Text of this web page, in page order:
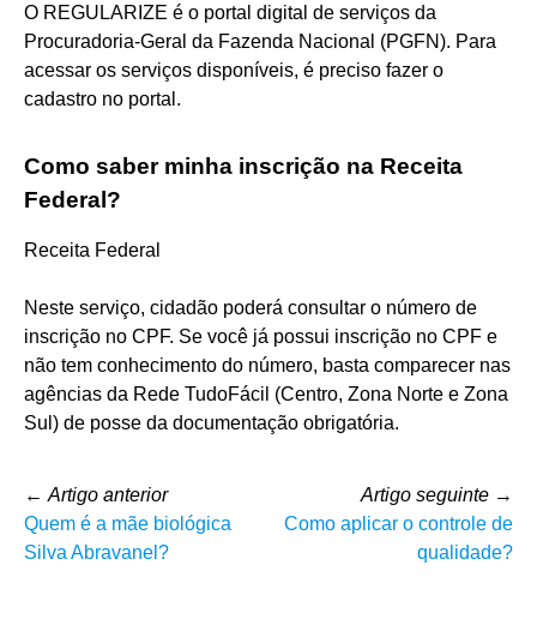
O REGULARIZE é o portal digital de serviços da
Procuradoria-Geral da Fazenda Nacional (PGFN). Para
acessar os serviços disponíveis, é preciso fazer o
cadastro no portal.
Como saber minha inscrição na Receita
Federal?
Receita Federal
Neste serviço, cidadão poderá consultar o número de
inscrição no CPF. Se você já possui inscrição no CPF e
não tem conhecimento do número, basta comparecer nas
agências da Rede TudoFácil (Centro, Zona Norte e Zona
Sul) de posse da documentação obrigatória.
← Artigo anterior
Quem é a mãe biológica
Silva Abravanel?
Artigo seguinte →
Como aplicar o controle de
qualidade?